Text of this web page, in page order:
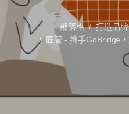
部落格
打造品
匠管 - 攜手GoBridge